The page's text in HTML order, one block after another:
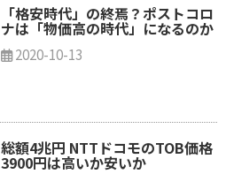
「格安時代」の終焉？ポストコロ
ナは「物価高の時代」になるのか
2020-10-13
総額4兆円 NTTドコモのTOB価格
3900円は高いか安いか